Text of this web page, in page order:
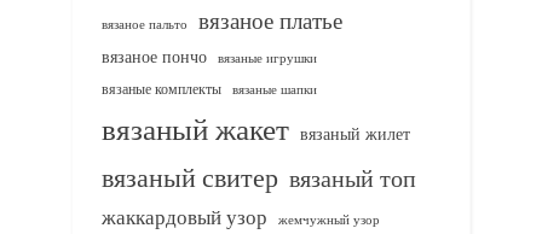
вязаное пальто вязаное платье
вязаное пончо вязаные игрушки
вязаные комплекты
вязаные шапки
вязаный жакет вязаный жилет
вязаный свитер вязаный топ
жаккардовый узор жемчужный узор